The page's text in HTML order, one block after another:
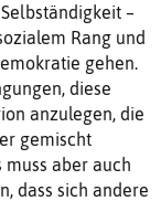
–
Rang und
gehen.
diese
anzulegen, die
gemischt
aber auch
dass sich andere